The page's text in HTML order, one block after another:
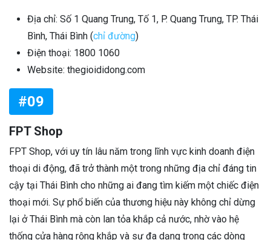
Địa chỉ: Số 1 Quang Trung, Tố 1, P. Quang Trung, TP. Thái
Bình, Thái Bình (chỉ đường)
Điện thoại: 1800 1060
Website: thegioididong.com
#09
FPT Shop
FPT Shop, với uy tín lâu năm trong lĩnh vực kinh doanh điện
thoại di động, đã trở thành một trong những địa chỉ đáng tin
cậy tại Thái Bình cho những ai đang tìm kiếm một chiếc điện
thoại mới. Sự phổ biến của thương hiệu này không chỉ dừng
lại ở Thái Bình mà còn lan tỏa khắp cả nước, nhờ vào hệ
thống cửa hàng rộng khắp và sự đa dạng trong các dòng